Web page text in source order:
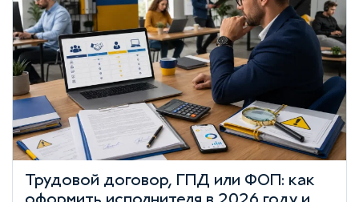
Трудовой договор, ГПД или ФОП: как